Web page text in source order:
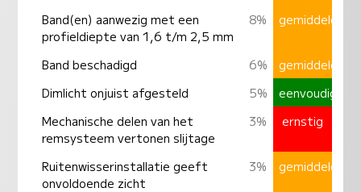
Band(en) aanwezig met een
profieldiepte van 1,6 t/m 2,5 mm
8% gemiddeld
Band beschadigd 6%
gemiddeld
Dimlicht onjuist afgesteld
5%
eenvoudig
Mechanische delen van het
remsysteem vertonen slijtage
3% ernstig
Ruitenwisserinstallatie geeft
onvoldoende zicht
3% gemiddeld